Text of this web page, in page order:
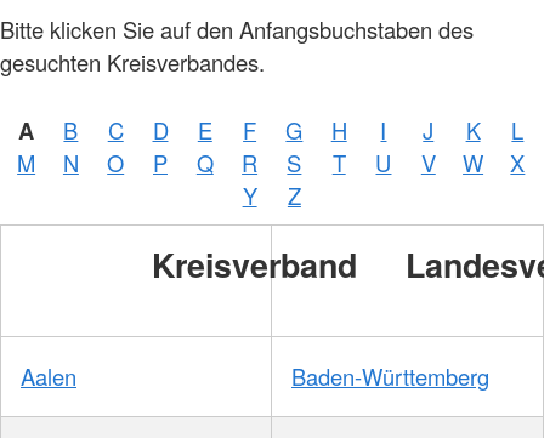
Bitte klicken Sie auf den Anfangsbuchstaben des
gesuchten Kreisverbandes.
A B C D E F G H I J K
L
M
N O P Q R S T U V W
X
Y
Z
Kreisverband
Aalen Baden-Württemberg